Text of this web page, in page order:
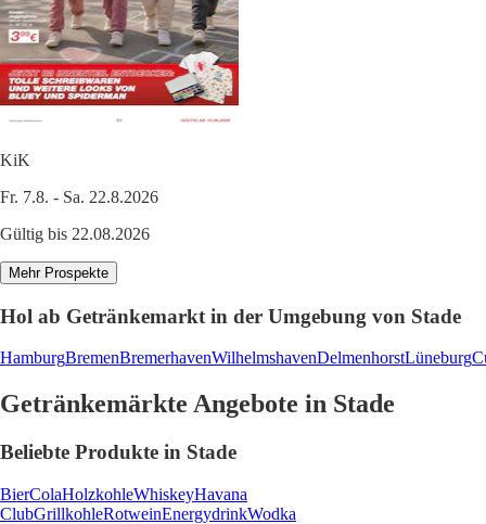
KiK
Fr. 7.8. - Sa. 22.8.2026
Gültig bis 22.08.2026
Mehr Prospekte
Hol ab Getränkemarkt in der Umgebung von Stade
HamburgBremenBremerhavenWilhelmshavenDelmenhorstLüneburg
Getränkemärkte Angebote in Stade
Beliebte Produkte in Stade
BierColaHolzkohleWhiskeyHavana
ClubGrillkohleRotweinEnergydrinkWodka